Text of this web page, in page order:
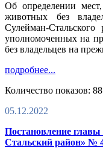
Об определении
животных без
Сулейман-
уполномоченных на
без владельцев на
подробнее...
Количество показов:
05.12.2022
Постановление
Стальский район» №